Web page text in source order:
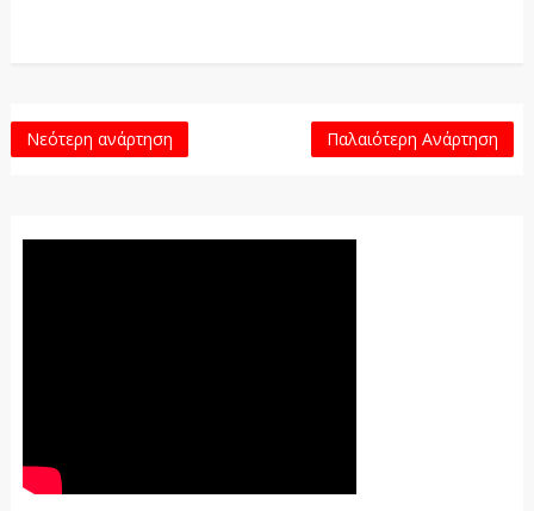
Νεότερη ανάρτηση Παλαιότερη Ανάρτηση